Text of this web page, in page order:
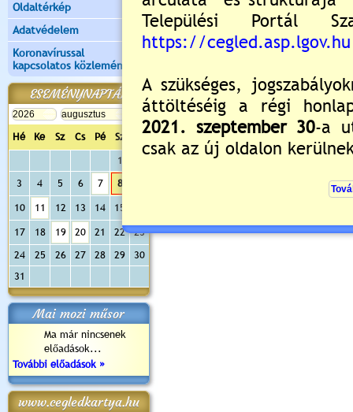
Oldaltérkép
Adatvédelem
Koronavírussal
kapcsolatos közlemények
ESEMÉNYNAPTÁR
Hé Ke Sz Cs Pé Sz
Va
1
3
4 5 6 7 8
10 11 12 13 14 15
17 18 19 20 21 22
23
24
25 26 27 28 29
30
31
Mai mozi műsor
Ma már nincsenek
előadások...
További előadások »
www.cegledkartya.hu